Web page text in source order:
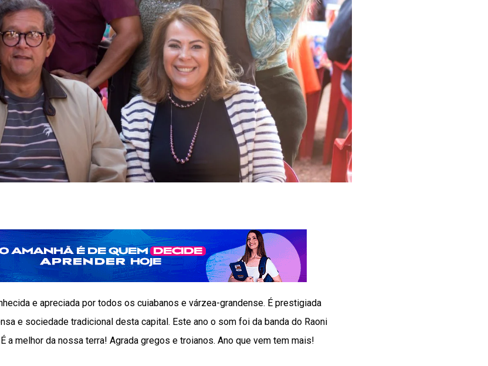
e apreciada por todos os cuiabanos e várzea-grandense. É prestigiada
e sociedade tradicional desta capital. Este ano o som foi da banda do Raoni
a melhor da nossa terra! Agrada gregos e troianos. Ano que vem tem mais!